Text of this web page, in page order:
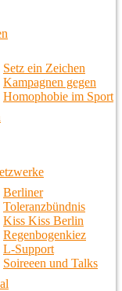
Setz ein Zeichen
Kampagnen gegen
Homophobie im Sport
Berliner
Toleranzbündnis
Kiss Kiss Berlin
Regenbogenkiez
L-Support
Soireeen und Talks